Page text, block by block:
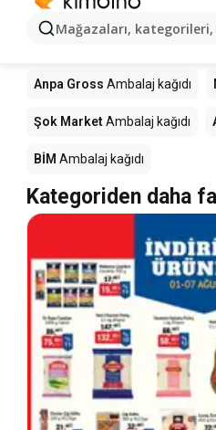
Mağazaları,
nereden alınır?
Anpa Gross Ambalaj kağıdı
Şok MarketAmbalaj kağıdı
BİM Ambalaj kağıdı
Kategoriden daha